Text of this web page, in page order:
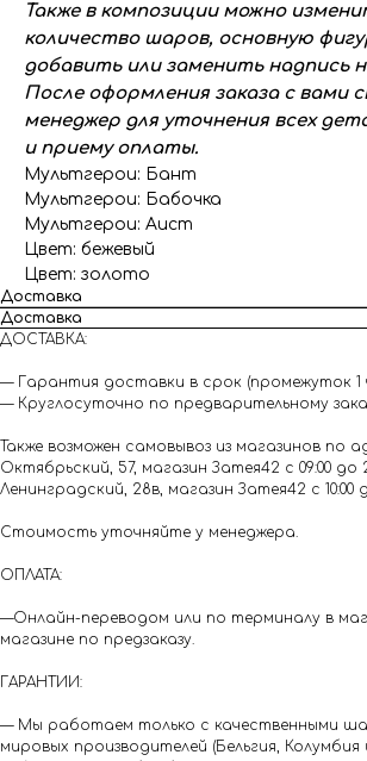
Также в композиции можно
количество шаров, основную
добавить или заменить надпись
После оформления заказа с вами
менеджер для уточнения всех
и приему оплаты.
Мультгерои: Бант
Мультгерои: Бабочка
Мультгерои: Аист
Цвет: бежевый
Цвет: золото
Доставка
Доставка
ДОСТАВКА:
— Гарантия доставки в срок (промежуток 1
— Круглосуточно по предварительному
Также возможен самовывоз из магазинов по
Октябрьский, 57, магазин Затея42 с 09:00 до
Ленинградский, 28в, магазин Затея42 с 10:00
Стоимость уточняйте у менеджера.
ОПЛАТА:
—Онлайн-переводом или по терминалу в
магазине по предзаказу.
ГАРАНТИИ:
— Мы работаем только с качественными
мировых производителей (Бельгия, Колумбия